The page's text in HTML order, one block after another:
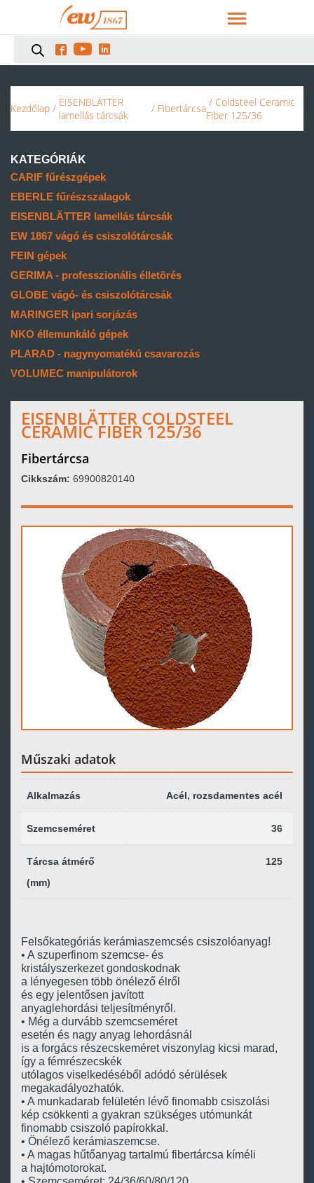
  
Kezdőlap / EISENBLÄTTER
lamellás tárcsák
/ Fibertárcsa / Coldsteel Ceramic
Fiber 125/36
KATEGÓRIÁK
CARIF fűrészgépek
EBERLE fűrészszalagok
EISENBLÄTTER lamellás tárcsák
EW 1867 vágó és csiszolótárcsák
FEIN gépek
GERIMA - professzionális élletörés
GLOBE vágó- és csiszolótárcsák
MARINGER ipari sorjázás
NKO éllemunkáló gépek
PLARAD - nagynyomatékú csavarozás
VOLUMEC manipulátorok
EISENBLÄTTER COLDSTEEL
CERAMIC FIBER 125/36
Fibertárcsa
Cikkszám: 69900820140
Műszaki adatok
Alkalmazás Acél, rozsdamentes acél
Szemcseméret 36
Tárcsa átmérő
(mm)
125
Felsőkategóriás kerámiaszemcsés csiszolóanyag!
• A szuperfinom szemcse- és
kristályszerkezet gondoskodnak
a lényegesen több önélező élről
és egy jelentősen javított
anyaglehordási teljesítményről.
• Még a durvább szemcseméret
esetén és nagy anyag lehordásnál
is a forgács részecskeméret viszonylag kicsi marad,
így a fémrészecskék
utólagos viselkedéséből adódó sérülések
megakadályozhatók.
• A munkadarab felületén lévő finomabb csiszolási
kép csökkenti a gyakran szükséges utómunkát
finomabb csiszoló papírokkal.
• Önélező kerámiaszemcse.
• A magas hűtőanyag tartalmú fibertárcsa kíméli
a hajtómotorokat.